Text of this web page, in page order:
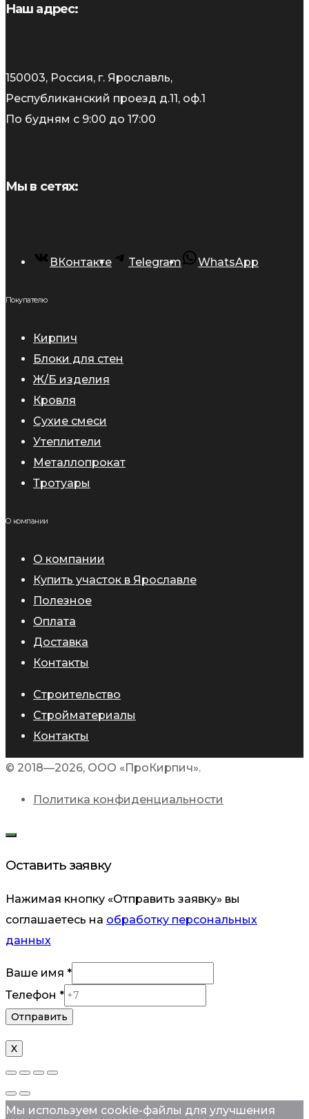
Наш адрес:
150003, Россия, г. Ярославль,
Республиканский проезд д.11, оф.1
По будням с 9:00 до 17:00
Мы в сетях:
ВКонтакте Telegram WhatsApp
Покупателю
Кирпич
Блоки для стен
Ж/Б изделия
Кровля
Сухие смеси
Утеплители
Металлопрокат
Тротуары
О компании
О компании
Купить участок в Ярославле
Полезное
Оплата
Доставка
Контакты
Строительство
Стройматериалы
Контакты
© 2018—2026, ООО «ПроКирпич».
Политика конфиденциальности
Оставить заявку
Нажимая кнопку «Отправить заявку» вы
соглашаетесь на обработку персональных
данных
Ваше имя *
Телефон
Ваше
Телефон *
Отправить
X
Мы используем cookie-файлы для улучшения